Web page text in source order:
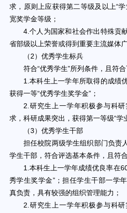
求，原则上应获得第二等级及以上“
宽奖学金等级；
4.个人为国家和社会作出特殊贡
省部级以上荣誉或得到重要主流媒体
（2）优秀学生标兵
符合“优秀学生”所列条件，且符
1.本科生上一学年所取得的成绩
获得一等“优秀学生奖学金”；
2.研究生上一学年积极参与科
求，科研成果突出，获得第一等级“学
（3）优秀学生干部
担任校院两级学生组织部门负责
学生干部，符合评选基本条件，且符
1.本科生上一学年成绩优良率在
秀学生奖学金”；担任学生干部一学
真负责，具有较强的组织管理能力；
2.研究生上一学年积极参与科